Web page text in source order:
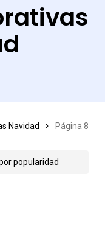
Navidad Página 8